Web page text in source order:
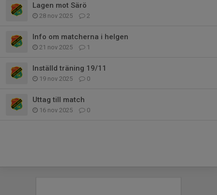
Lagen mot Särö
28 nov 2025 2
Info om matcherna i helgen
21 nov 2025 1
Inställd träning 19/11
19 nov 2025 0
Uttag till match
16 nov 2025 0